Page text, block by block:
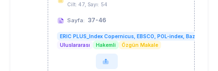
Cilt: 47, Sayı: 54
Sayfa: 37-46
ERIC PLUS_Index Copernicus, EBSCO, POL-index,
Uluslararası
Hakemli Özgün Makale